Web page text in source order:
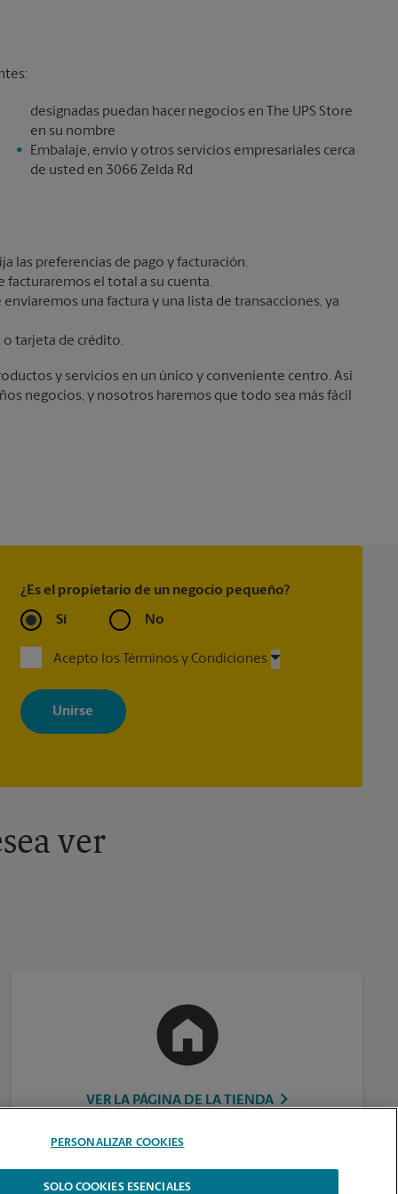
designadas puedan hacer negocios en The UPS Store
en su nombre
Embalaje, envío y otros servicios empresariales cerca
de usted en 3066 Zelda Rd
las preferencias de pago y facturación.
facturaremos el total a su cuenta.
enviaremos una factura y una lista de transacciones, ya
o tarjeta de crédito.
y servicios en un único y conveniente centro. Así
negocios, y nosotros haremos que todo sea más fácil
¿Es el propietario de un negocio pequeño?
Sí No
Acepto los Términos y Condiciones
Al registrarse, acepta recibir correos electrónicos de The UPS Store
con noticias, ofertas especiales, promociones y mensajes
adaptados a sus intereses. Puede darse de baja en cualquier
momento. Para más información, consulte nuestra política de
información, contacte al centro The UPS Store en su ciudad.
ver
VER LA PÁGINA DE LA TIENDA
PERSONALIZAR COOKIES
SOLO COOKIES ESENCIALES